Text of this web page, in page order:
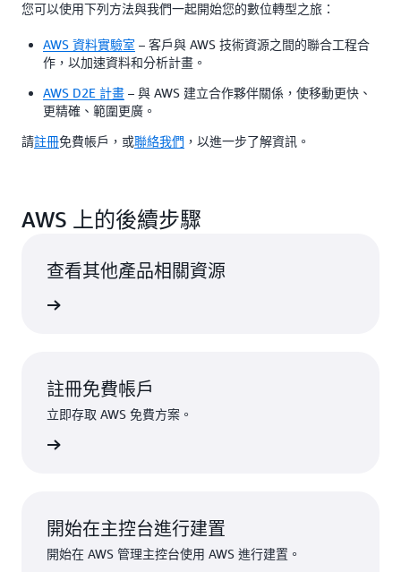
您可以使用下列方法與我們一起開始您的數位轉型之旅：
AWS 資料實驗室 – 客戶與 AWS 技術資源之間的聯合工程合
作，以加速資料和分析計畫。
AWS D2E 計畫 – 與 AWS 建立合作夥伴關係，使移動更快、
更精確、範圍更廣。
請註冊免費帳戶，或聯絡我們 ，以進一步了解資訊。
AWS 上的後續步驟
查看其他產品相關資源
註冊免費帳戶
立即存取 AWS 免費方案。
開始在主控台進行建置
開始在 AWS 管理主控台使用 AWS 進行建置。